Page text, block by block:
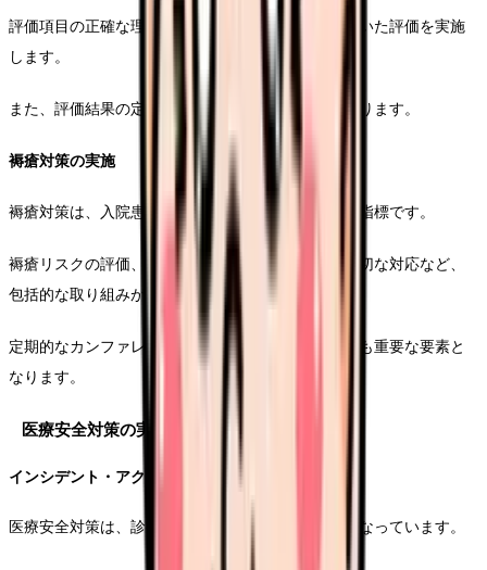
評価項目の正確な理解と、客観的な判断基準に基づいた評価を実施
します。
また、評価結果の定期的な確認と見直しも必要となります。
褥瘡対策の実施
褥瘡対策は、入院患者の療養環境の質を示す重要な指標です。
褥瘡リスクの評価、予防的ケアの実施、発生時の適切な対応など、
包括的な取り組みが求められます。
定期的なカンファレンスの実施と、多職種との連携も重要な要素と
なります。
医療安全対策の実践
インシデント・アクシデントの防止
医療安全対策は、診療報酬上でも重要な評価項目となっています。